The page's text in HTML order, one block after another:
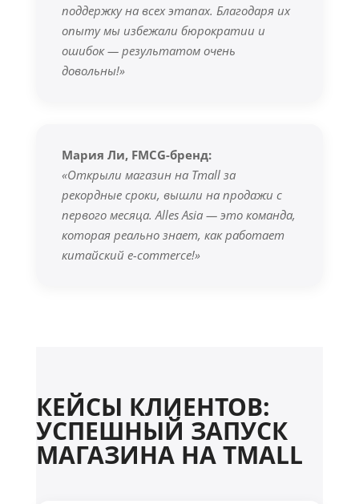
поддержку на всех этапах. Благодаря их
опыту мы избежали бюрократии и
ошибок — результатом очень
довольны!»
Мария Ли, FMCG-бренд:
«Открыли магазин на Tmall за
рекордные сроки, вышли на продажи с
первого месяца. Alles Asia — это команда,
которая реально знает, как работает
китайский e-commerce!»
КЕЙСЫ КЛИЕНТОВ:
УСПЕШНЫЙ ЗАПУСК
МАГАЗИНА НА TMALL